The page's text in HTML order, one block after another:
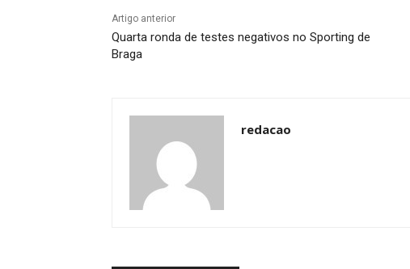
Artigo anterior
Quarta ronda de testes negativos no Sporting de
Braga
redacao